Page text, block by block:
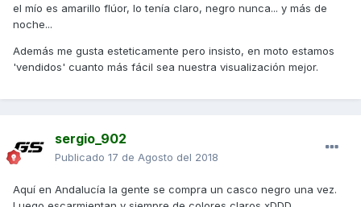
el mío es amarillo flúor, lo tenía claro, negro nunca... y más de
noche...
Además me gusta esteticamente pero insisto, en moto estamos
'vendidos' cuanto más fácil sea nuestra visualización mejor.
sergio_902
Publicado 17 de Agosto del 2018
Aquí en Andalucía la gente se compra un casco negro una vez.